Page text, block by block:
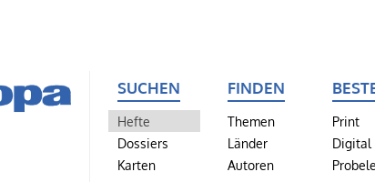
SUCHEN
Hefte
Dossiers
Karten
FINDEN
Themen
Länder
Autoren
Print
Digital